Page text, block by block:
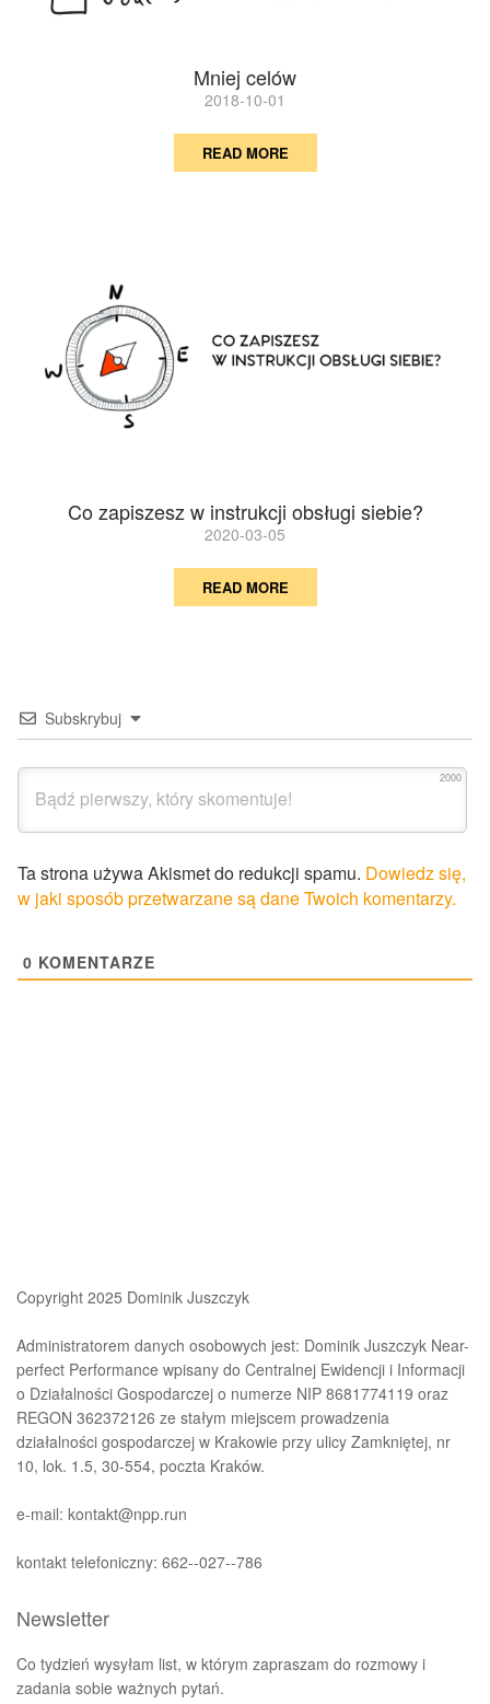
Mniej celów
2018-10-01
READ MORE
Co zapiszesz w instrukcji obsługi siebie?
2020-03-05
READ MORE
Subskrybuj
2000
Ta strona używa Akismet do redukcji spamu. Dowiedz się,
w jaki sposób przetwarzane są dane Twoich komentarzy.
0 KOMENTARZE
Copyright 2025 Dominik Juszczyk
Administratorem danych osobowych jest: Dominik Juszczyk Near-
perfect Performance wpisany do Centralnej Ewidencji i Informacji
o Działalności Gospodarczej o numerze NIP 8681774119 oraz
REGON 362372126 ze stałym miejscem prowadzenia
działalności gospodarczej w Krakowie przy ulicy Zamkniętej, nr
10, lok. 1.5, 30-554, poczta Kraków.
e-mail: kontakt@npp.run
kontakt telefoniczny: 662--027--786
Newsletter
Co tydzień wysyłam list, w którym zapraszam do rozmowy i
zadania sobie ważnych pytań.